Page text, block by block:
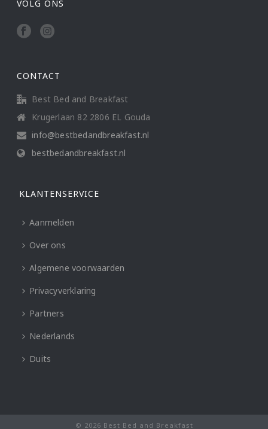
VOLG ONS
CONTACT
Best Bed and Breakfast
Krugerlaan 82 2806 EL Gouda
info@bestbedandbreakfast.nl
bestbedandbreakfast.nl
KLANTENSERVICE
Aanmelden
Over ons
Algemene voorwaarden
Privacyverklaring
Partners
Nederlands
Duits
© 2026 Best Bed and Breakfast